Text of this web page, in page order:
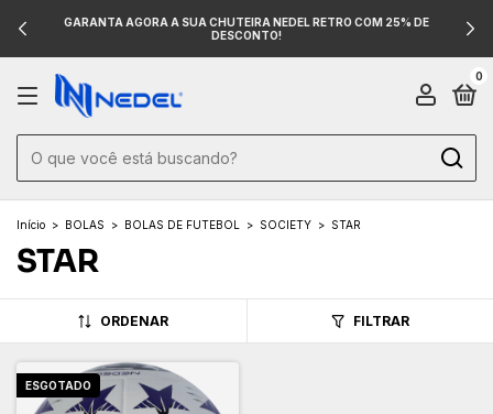
GARANTA AGORA A SUA CHUTEIRA NEDEL RETRO COM 25% DE
DESCONTO!
0
Início > BOLAS > BOLAS DE FUTEBOL > SOCIETY > STAR
STAR
ORDENAR FILTRAR
ESGOTADO